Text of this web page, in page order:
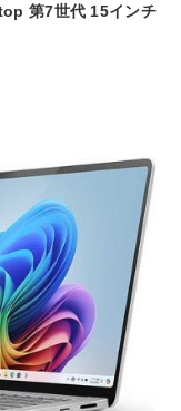
第7世代 15インチ